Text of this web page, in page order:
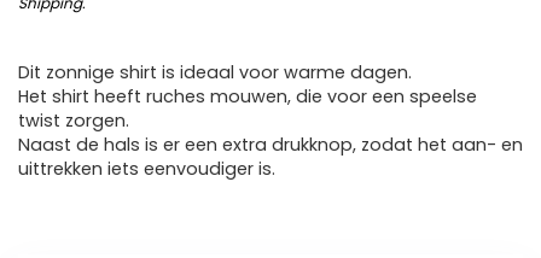
Dit zonnige shirt is ideaal voor warme dagen.
Het shirt heeft ruches mouwen, die voor een speelse
twist zorgen.
Naast de hals is er een extra drukknop, zodat het aan- en
uittrekken iets eenvoudiger is.